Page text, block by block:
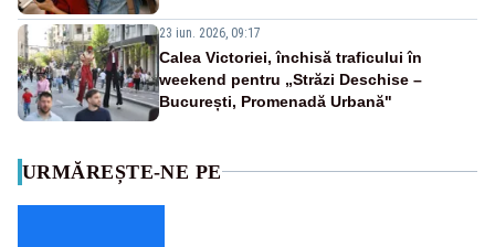
23 iun. 2026, 09:17
Calea Victoriei, închisă traficului în
weekend pentru „Străzi Deschise –
București, Promenadă Urbană"
URMĂREȘTE-NE PE